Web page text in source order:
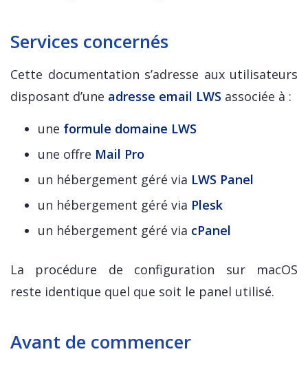
Services concernés
Cette documentation s’adresse aux utilisateurs
disposant d’une adresse email LWS associée à :
une formule domaine LWS
une offre Mail Pro
un hébergement géré via LWS Panel
un hébergement géré via Plesk
un hébergement géré via cPanel
La procédure de configuration sur macOS
reste identique quel que soit le panel utilisé.
Avant de commencer